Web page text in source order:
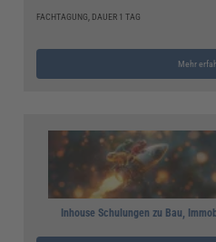
FACHTAGUNG, DAUER 1 TAG
Mehr
Inhouse Schulungen zu Bau,